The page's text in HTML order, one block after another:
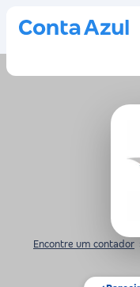
Encontre um contador